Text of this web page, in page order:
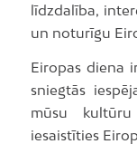
līdzdalība,
un noturīgu
Eiropas diena
sniegtās
mūsu kultūru
iesaistīties